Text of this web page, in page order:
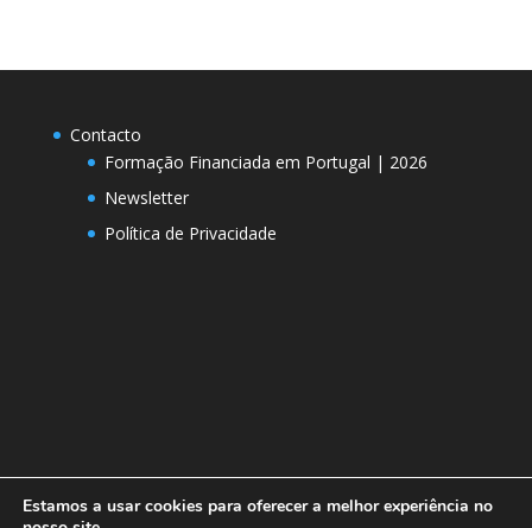
Contacto
Formação Financiada em Portugal | 2026
Newsletter
Política de Privacidade
Estamos a usar cookies para oferecer a melhor experiência no